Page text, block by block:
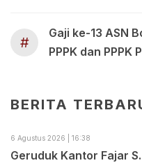
#
Gaji ke-13 ASN
PPPK dan PPPK
BERITA
6 Agustus 2026 | 16:38
Geruduk Kantor Fajar